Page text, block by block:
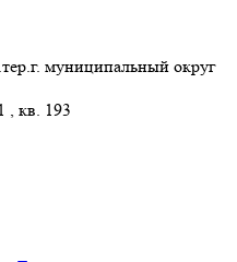
муниципальный округ
, кв. 193